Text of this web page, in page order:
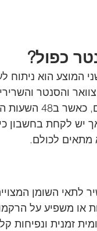
כפול?
המוצע הוא ניתוח
והסנטר
הניתוח עצמו אורך כשעתיים
יש לקחת בחשבון
מתאים לכולם.
לתאי השומן
או משפיע על
זמנית ונפיחות